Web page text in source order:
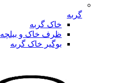
گربه
خاک گربه
ظرف خاک و بیلچه
بوگیر خاک گربه